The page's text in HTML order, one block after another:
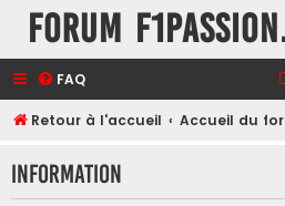
Forum
FAQ
Retour à l'accueil Accueil du
Information